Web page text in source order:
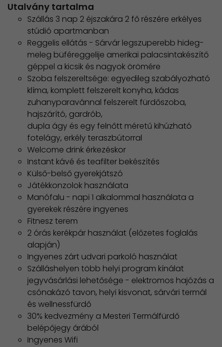
Utalvány tartalma
Szállás 3 nap 2 éjszakára 2 fő részére erkélyes
stúdió apartmanban
Reggelis ellátás - Sárvár legszuperebb hideg-
meleg büféreggelije amerikai palacsintakészítő
géppel a kicsik és nagyok örömére
Szoba felszereltsége: egyedileg szabályozható
klíma, komplett felszerelt konyha, kádas
zuhanyparavánnal felszerelt fürdőszoba,
hajszárító, gardrób,
dupla ágy és egy felnőtt méretű kihúzható
fotelágy, erkély teraszbútorral
Welcome drink érkezéskor
Instant kávé és teafilter bekészítés
Külső-belső gyerekjátszó
Játékkonzolok használata
Manófalu - napi 1 alkalommal használata a
gyerekek részére ingyenes
Fitnesz terem
2 órás kerékpár használat (előzetes foglalás
alapján)
Ingyenes zárt udvari parkoló használat
Szálláshelyen több helyi program kínálat
jegyvásárlási lehetősége - elektromos hajózás a
csónakázó tavon, helyi kisvonat, sárvári termál
és wellnessfürdő
30% kedvezmény a Mesteri Termálfürdő
belépőjegy árából
Ingyenes Wifi